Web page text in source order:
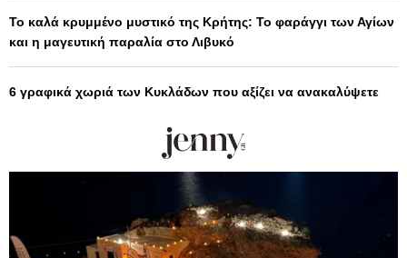
Το καλά κρυμμένο μυστικό της Κρήτης: Το φαράγγι των Αγίων
και η μαγευτική παραλία στο Λιβυκό
6 γραφικά χωριά των Κυκλάδων που αξίζει να ανακαλύψετε